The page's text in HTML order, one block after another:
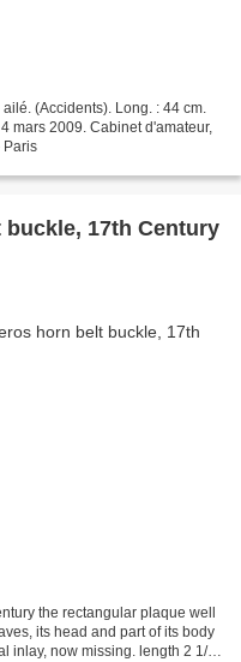
(Accidents). Long. : 44 cm.
mars 2009. Cabinet d'amateur,
Paris
17th Century
the rectangular plaque well
its head and part of its body
inlay, now missing. length 2 1/2